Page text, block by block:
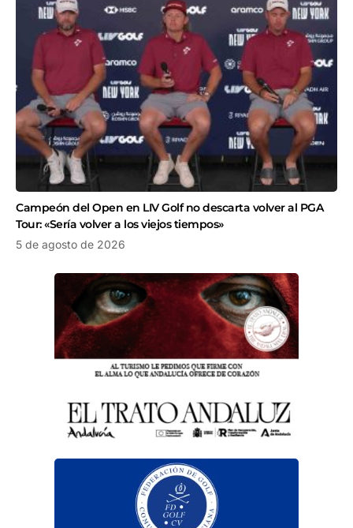
Campeón del Open en LIV Golf no descarta volver al PGA
Tour: «Sería volver a los viejos tiempos»
5 de agosto de 2026